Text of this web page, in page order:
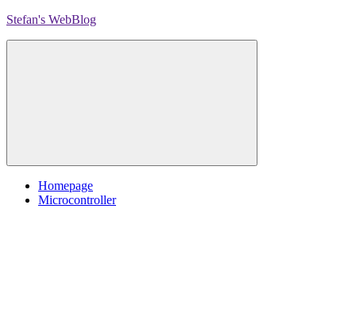
Skip
Stefan's WebBlog
Homepage
Microcontroller